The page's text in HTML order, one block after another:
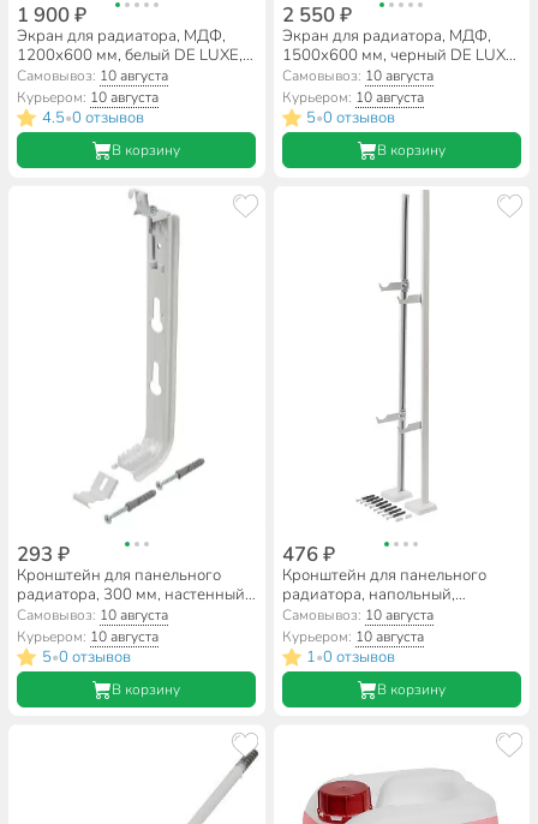
1 900 ₽
Экран для радиатора, МДФ,
1200х600 мм, белый DE LUXE,
Сусанна, Стильный Дом
Самовывоз: 10 августа
Курьером: 10 августа
4.5•0 отзывов
В корзину
2 550 ₽
Экран для радиатора, МДФ,
1500х600 мм, черный DE LUXE,
реечный, Стильный Дом
Самовывоз: 10 августа
Курьером: 10 августа
5•0 отзывов
В корзину
293 ₽
Кронштейн для панельного
радиатора, 300 мм, настенный,
регулируемый, к 9.3,
СантехКреп, 1.1.3.2.
Самовывоз: 10 августа
Курьером: 10 августа
5•0 отзывов
В корзину
476 ₽
Кронштейн для панельного
радиатора, напольный,
внутренний, распорный, к
11.31.28, СантехКреп, 1.1.3.7.
Самовывоз: 10 августа
Курьером: 10 августа
1•0 отзывов
В корзину